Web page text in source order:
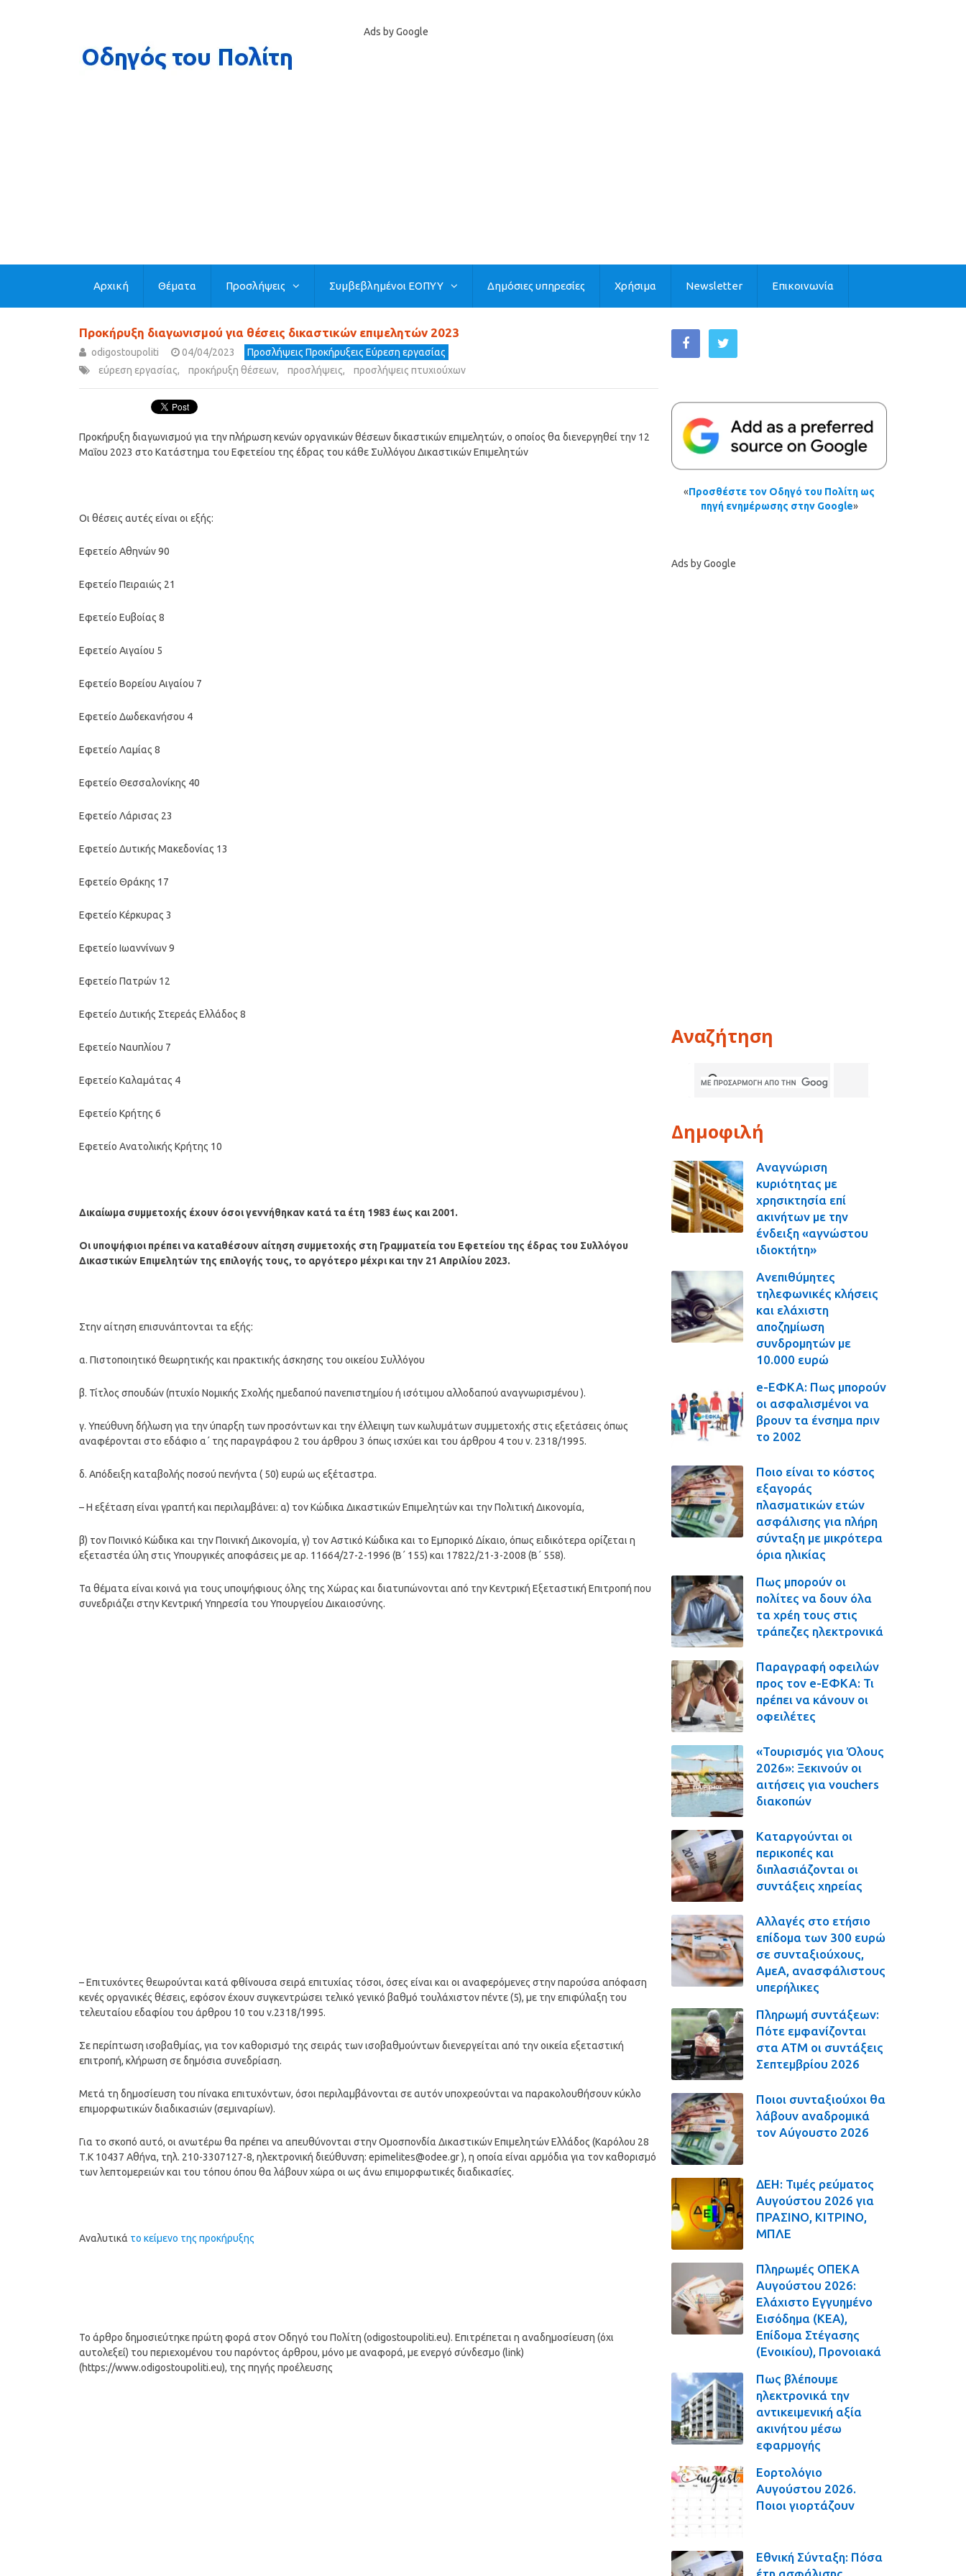
Ads by Google
Αρχική Θέματα Προσλήψεις Συμβεβλημένοι ΕΟΠΥΥ Δημόσιες υπηρεσίες Χρήσιμα Newsletter Επικοινωνία
Προκήρυξη διαγωνισμού για θέσεις δικαστικών επιμελητών 2023
odigostoupoliti 04/04/2023
Προσλήψεις Προκήρυξεις Εύρεση εργασίας
εύρεση εργασίας, προκήρυξη θέσεων, προσλήψεις, προσλήψεις πτυχιούχων
Προκήρυξη διαγωνισμού για την πλήρωση κενών οργανικών θέσεων δικαστικών επιμελητών, ο οποίος θα διενεργηθεί την 12
Μαΐου 2023 στο Κατάστημα του Εφετείου της έδρας του κάθε Συλλόγου Δικαστικών Επιμελητών
Οι θέσεις αυτές είναι οι εξής:
Εφετείο Αθηνών 90
Εφετείο Πειραιώς 21
Εφετείο Ευβοίας 8
Εφετείο Αιγαίου 5
Εφετείο Βορείου Αιγαίου 7
Εφετείο Δωδεκανήσου 4
Εφετείο Λαμίας 8
Εφετείο Θεσσαλονίκης 40
Εφετείο Λάρισας 23
Εφετείο Δυτικής Μακεδονίας 13
Εφετείο Θράκης 17
Εφετείο Κέρκυρας 3
Εφετείο Ιωαννίνων 9
Εφετείο Πατρών 12
Εφετείο Δυτικής Στερεάς Ελλάδος 8
Εφετείο Ναυπλίου 7
Εφετείο Καλαμάτας 4
Εφετείο Κρήτης 6
Εφετείο Ανατολικής Κρήτης 10
Δικαίωμα συμμετοχής έχουν όσοι γεννήθηκαν κατά τα έτη 1983 έως και 2001.
Οι υποψήφιοι πρέπει να καταθέσουν αίτηση συμμετοχής στη Γραμματεία του Εφετείου της έδρας του Συλλόγου
Δικαστικών Επιμελητών της επιλογής τους, το αργότερο μέχρι και την 21 Απριλίου 2023.
Στην αίτηση επισυνάπτονται τα εξής:
α. Πιστοποιητικό θεωρητικής και πρακτικής άσκησης του οικείου Συλλόγου
β. Τίτλος σπουδών (πτυχίο Νομικής Σχολής ημεδαπού πανεπιστημίου ή ισότιμου αλλοδαπού αναγνωρισμένου ).
γ. Υπεύθυνη δήλωση για την ύπαρξη των προσόντων και την έλλειψη των κωλυμάτων συμμετοχής στις εξετάσεις όπως
αναφέρονται στο εδάφιο α΄ της παραγράφου 2 του άρθρου 3 όπως ισχύει και του άρθρου 4 του ν. 2318/1995.
δ. Απόδειξη καταβολής ποσού πενήντα ( 50) ευρώ ως εξέταστρα.
– Η εξέταση είναι γραπτή και περιλαμβάνει: α) τον Κώδικα Δικαστικών Επιμελητών και την Πολιτική Δικονομία,
β) τον Ποινικό Κώδικα και την Ποινική Δικονομία, γ) τον Αστικό Κώδικα και το Εμπορικό Δίκαιο, όπως ειδικότερα ορίζεται η
εξεταστέα ύλη στις Υπουργικές αποφάσεις με αρ. 11664/27-2-1996 (Β΄ 155) και 17822/21-3-2008 (Β΄ 558).
Τα θέματα είναι κοινά για τους υποψήφιους όλης της Χώρας και διατυπώνονται από την Κεντρική Εξεταστική Επιτροπή που
συνεδριάζει στην Κεντρική Υπηρεσία του Υπουργείου Δικαιοσύνης.
– Επιτυχόντες θεωρούνται κατά φθίνουσα σειρά επιτυχίας τόσοι, όσες είναι και οι αναφερόμενες στην παρούσα απόφαση
κενές οργανικές θέσεις, εφόσον έχουν συγκεντρώσει τελικό γενικό βαθμό τουλάχιστον πέντε (5), με την επιφύλαξη του
τελευταίου εδαφίου του άρθρου 10 του ν.2318/1995.
Σε περίπτωση ισοβαθμίας, για τον καθορισμό της σειράς των ισοβαθμούντων διενεργείται από την οικεία εξεταστική
επιτροπή, κλήρωση σε δημόσια συνεδρίαση.
Μετά τη δημοσίευση του πίνακα επιτυχόντων, όσοι περιλαμβάνονται σε αυτόν υποχρεούνται να παρακολουθήσουν κύκλο
επιμορφωτικών διαδικασιών (σεμιναρίων).
Για το σκοπό αυτό, οι ανωτέρω θα πρέπει να απευθύνονται στην Ομοσπονδία Δικαστικών Επιμελητών Ελλάδος (Καρόλου 28
Τ.Κ 10437 Αθήνα, τηλ. 210-3307127-8, ηλεκτρονική διεύθυνση: epimelites@odee.gr), η οποία είναι αρμόδια για τον καθορισμό
των λεπτομερειών και του τόπου όπου θα λάβουν χώρα οι ως άνω επιμορφωτικές διαδικασίες.
Αναλυτικά το κείμενο της προκήρυξης
Το άρθρο δημοσιεύτηκε πρώτη φορά στον Οδηγό του Πολίτη (odigostoupoliti.eu). Επιτρέπεται η αναδημοσίευση (όχι
αυτολεξεί) του περιεχομένου του παρόντος άρθρου, μόνο με αναφορά, με ενεργό σύνδεσμο (link)
(https://www.odigostoupoliti.eu), της πηγής προέλευσης
«Προσθέστε τον Οδηγό του Πολίτη ως
πηγή ενημέρωσης στην Google»
Ads by Google
Αναζήτηση
Δημοφιλή
Αναγνώριση
κυριότητας με
χρησικτησία επί
ακινήτων με την
ένδειξη «αγνώστου
ιδιοκτήτη»
Ανεπιθύμητες
τηλεφωνικές κλήσεις
και ελάχιστη
αποζημίωση
συνδρομητών με
10.000 ευρώ
e-ΕΦΚΑ: Πως μπορούν
οι ασφαλισμένοι να
βρουν τα ένσημα πριν
το 2002
Ποιο είναι το κόστος
εξαγοράς
πλασματικών ετών
ασφάλισης για πλήρη
σύνταξη με μικρότερα
όρια ηλικίας
Πως μπορούν οι
πολίτες να δουν όλα
τα χρέη τους στις
τράπεζες ηλεκτρονικά
Παραγραφή οφειλών
προς τον e-ΕΦΚΑ: Τι
πρέπει να κάνουν οι
οφειλέτες
«Τουρισμός για Όλους
2026»: Ξεκινούν οι
αιτήσεις για vouchers
διακοπών
Καταργούνται οι
περικοπές και
διπλασιάζονται οι
συντάξεις χηρείας
Αλλαγές στο ετήσιο
επίδομα των 300 ευρώ
σε συνταξιούχους,
ΑμεΑ, ανασφάλιστους
υπερήλικες
Πληρωμή συντάξεων:
Πότε εμφανίζονται
στα ΑΤΜ οι συντάξεις
Σεπτεμβρίου 2026
Ποιοι συνταξιούχοι θα
λάβουν αναδρομικά
τον Αύγουστο 2026
ΔΕΗ: Τιμές ρεύματος
Αυγούστου 2026 για
ΠΡΑΣΙΝΟ, ΚΙΤΡΙΝΟ,
ΜΠΛΕ
Πληρωμές ΟΠΕΚΑ
Αυγούστου 2026:
Ελάχιστο Εγγυημένο
Εισόδημα (ΚΕΑ),
Επίδομα Στέγασης
(Ενοικίου), Προνοιακά
Πως βλέπουμε
ηλεκτρονικά την
αντικειμενική αξία
ακινήτου μέσω
εφαρμογής
Εορτολόγιο
Αυγούστου 2026.
Ποιοι γιορτάζουν
Εθνική Σύνταξη: Πόσα